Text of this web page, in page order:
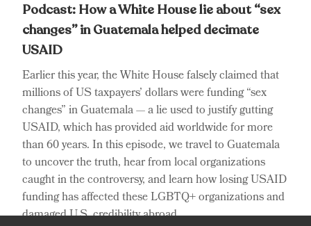
Podcast: How a White House lie about “sex
changes” in Guatemala helped decimate
USAID
Earlier this year, the White House falsely claimed that
millions of US taxpayers’ dollars were funding “sex
changes” in Guatemala — a lie used to justify gutting
USAID, which has provided aid worldwide for more
than 60 years. In this episode, we travel to Guatemala
to uncover the truth, hear from local organizations
caught in the controversy, and learn how losing USAID
funding has affected these LGBTQ+ organizations and
damaged U.S. credibility abroad.